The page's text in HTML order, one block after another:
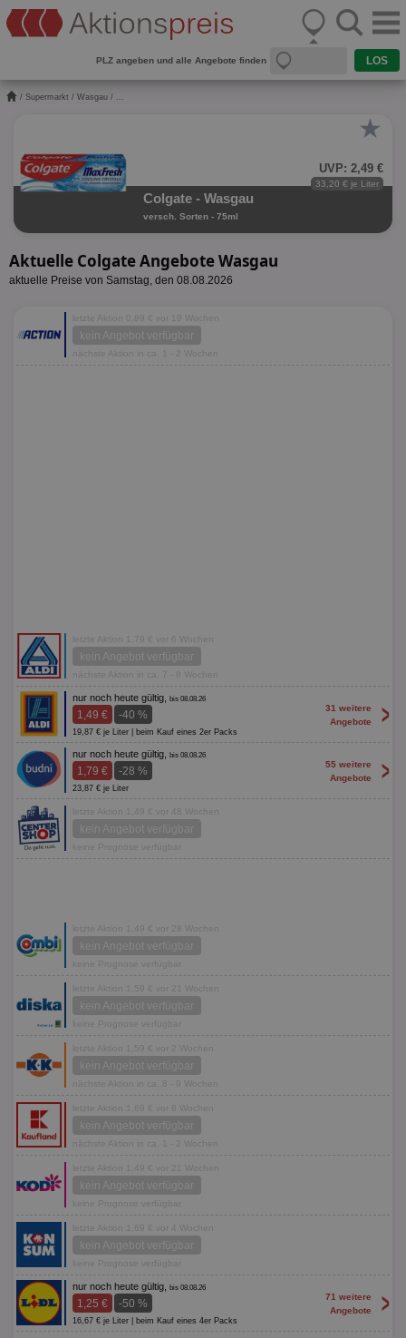
PLZ angeben und alle Angebote finden
/ Supermarkt / Wasgau / ...
★
UVP: 2,49 €
33,20 € je Liter
Colgate - Wasgau
versch. Sorten - 75ml
Aktuelle Colgate Angebote Wasgau
aktuelle Preise von Samstag, den 08.08.2026
letzte Aktion 0,89 € vor 19 Wochen
kein Angebot verfügbar
nächste Aktion in ca. 1 - 2 Wochen
letzte Aktion 1,79 € vor 6 Wochen
kein Angebot verfügbar
nächste Aktion in ca. 7 - 8 Wochen
nur noch heute gültig, bis 08.08.26
1,49 € -40 %
19,87 € je Liter | beim Kauf eines 2er Packs
31 weitere
Angebote
>
nur noch heute gültig, bis 08.08.26
1,79 € -28 %
23,87 € je Liter
55 weitere
Angebote
>
letzte Aktion 1,49 € vor 48 Wochen
kein Angebot verfügbar
keine Prognose verfügbar
letzte Aktion 1,49 € vor 28 Wochen
kein Angebot verfügbar
keine Prognose verfügbar
letzte Aktion 1,59 € vor 21 Wochen
kein Angebot verfügbar
keine Prognose verfügbar
letzte Aktion 1,59 € vor 2 Wochen
kein Angebot verfügbar
nächste Aktion in ca. 8 - 9 Wochen
letzte Aktion 1,69 € vor 8 Wochen
kein Angebot verfügbar
nächste Aktion in ca. 1 - 2 Wochen
letzte Aktion 1,49 € vor 21 Wochen
kein Angebot verfügbar
keine Prognose verfügbar
letzte Aktion 1,69 € vor 4 Wochen
kein Angebot verfügbar
keine Prognose verfügbar
nur noch heute gültig, bis 08.08.26
1,25 € -50 %
16,67 € je Liter | beim Kauf eines 4er Packs
71 weitere
Angebote
>